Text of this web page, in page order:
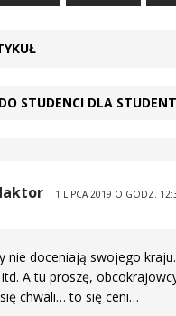
STUDENCI DLA
1 LIPCA 2019 O GODZ.
nie doceniają swojego
A tu proszę,
chwali… to się ceni…